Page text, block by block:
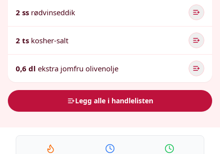
2 ss rødvinseddik
2 ts kosher-salt
0,6 dl ekstra jomfru olivenolje
Legg alle i handlelisten